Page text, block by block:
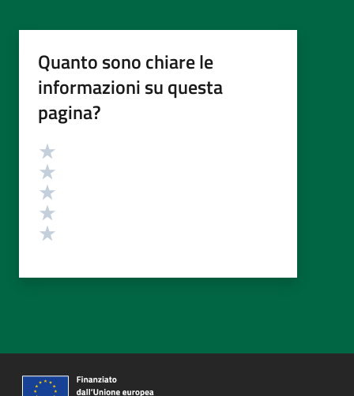
Quanto sono chiare le
informazioni su questa
pagina?
Valutazione